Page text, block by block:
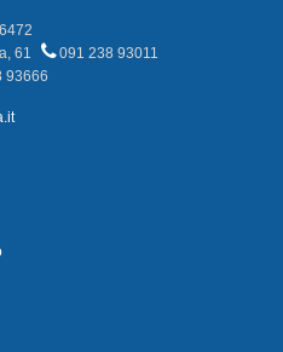
61
091 238 93011
93666